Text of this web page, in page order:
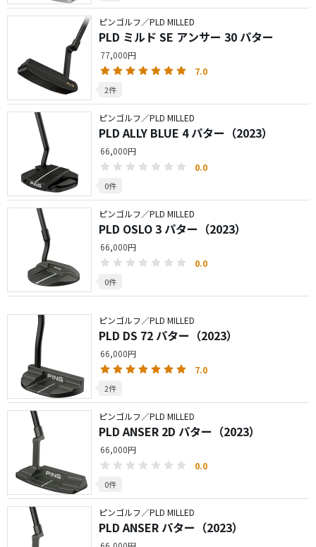
ピンゴルフ／PLD MILLED
PLD ミルド SE アンサー 30 パター
77,000円
7.0
2件
ピンゴルフ／PLD MILLED
PLD ALLY BLUE 4 パター（2023）
66,000円
0.0
0件
ピンゴルフ／PLD MILLED
PLD OSLO 3 パター（2023）
66,000円
0.0
0件
ピンゴルフ／PLD MILLED
PLD DS 72 パター（2023）
66,000円
7.0
2件
ピンゴルフ／PLD MILLED
PLD ANSER 2D パター（2023）
66,000円
0.0
0件
ピンゴルフ／PLD MILLED
PLD ANSER パター（2023）